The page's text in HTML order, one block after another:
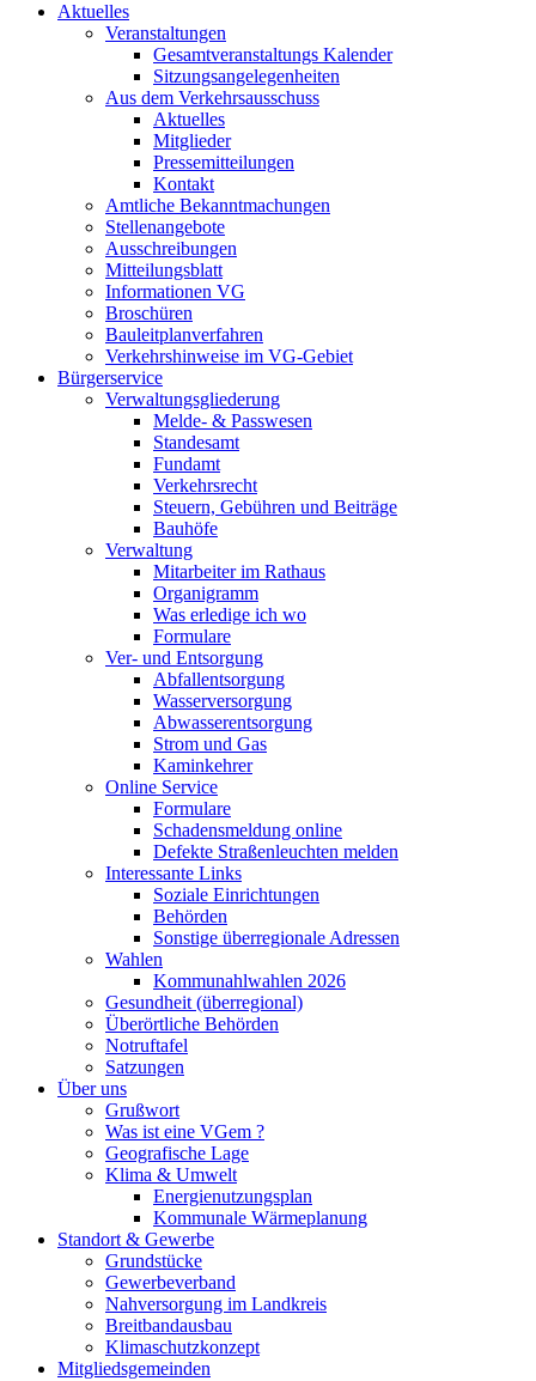
Aktuelles
Veranstaltungen
Gesamtveranstaltungs Kalender
Sitzungsangelegenheiten
Aus dem Verkehrsausschuss
Aktuelles
Mitglieder
Pressemitteilungen
Kontakt
Amtliche Bekanntmachungen
Stellenangebote
Ausschreibungen
Mitteilungsblatt
Informationen VG
Broschüren
Bauleitplanverfahren
Verkehrshinweise im VG-Gebiet
Bürgerservice
Verwaltungsgliederung
Melde- & Passwesen
Standesamt
Fundamt
Verkehrsrecht
Steuern, Gebühren und Beiträge
Bauhöfe
Verwaltung
Mitarbeiter im Rathaus
Organigramm
Was erledige ich wo
Formulare
Ver- und Entsorgung
Abfallentsorgung
Wasserversorgung
Abwasserentsorgung
Strom und Gas
Kaminkehrer
Online Service
Formulare
Schadensmeldung online
Defekte Straßenleuchten melden
Interessante Links
Soziale Einrichtungen
Behörden
Sonstige überregionale Adressen
Wahlen
Kommunahlwahlen 2026
Gesundheit (überregional)
Überörtliche Behörden
Notruftafel
Satzungen
Über uns
Grußwort
Was ist eine VGem ?
Geografische Lage
Klima & Umwelt
Energienutzungsplan
Kommunale Wärmeplanung
Standort & Gewerbe
Grundstücke
Gewerbeverband
Nahversorgung im Landkreis
Breitbandausbau
Klimaschutzkonzept
Mitgliedsgemeinden